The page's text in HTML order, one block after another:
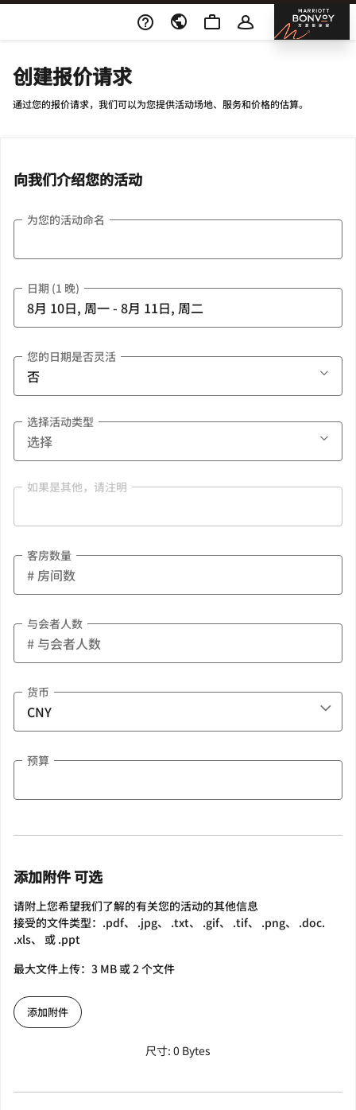
Skip To Content 邦
创建报价请求
通过您的报价请求，我们可以为您提供活动场地、服务和价格的估算。
向我们介绍您的活动
为您的活动命名
日期 (1 晚)
您的日期是否灵活
选择活动类型
如果是其他，请注明
客房数量
与会者人数
货币
预算
添加附件 可选
请附上您希望我们了解的有关您的活动的其他信息
接受的文件类型：.pdf、 .jpg、 .txt、 .gif、 .tif、 .png、 .doc.
.xls、 或 .ppt
最大文件上传：3 MB 或 2 个文件
添加附件
尺寸: 0 Bytes